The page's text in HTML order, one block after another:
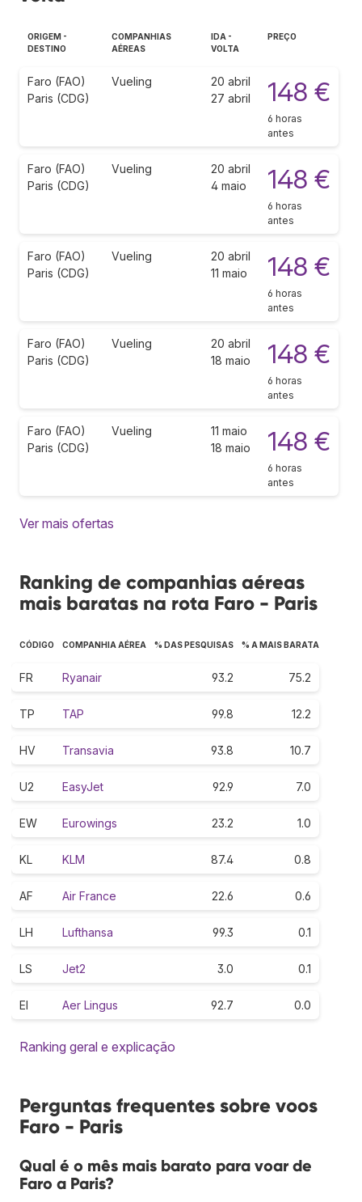
ORIGEM -
DESTINO
COMPANHIAS
AÉREAS
IDA -
VOLTA
PREÇO
Faro (FAO)
Paris (CDG)
Vueling
20 abril
27 abril
148 €
6 horas
antes
Faro (FAO)
Paris (CDG)
Vueling
20 abril
4 maio
148 €
6 horas
antes
Faro (FAO)
Paris (CDG)
Vueling
20 abril
11 maio
148 €
6 horas
antes
Faro (FAO)
Paris (CDG)
Vueling
20 abril
18 maio
148 €
6 horas
antes
Faro (FAO)
Paris (CDG)
Vueling
11 maio
18 maio
148 €
6 horas
antes
Ver mais ofertas
Ranking de companhias aéreas
mais baratas na rota Faro - Paris
CÓDIGO COMPANHIA AÉREA % DAS PESQUISAS % A MAIS BARATA
FR Ryanair 93.2 75.2
TP TAP 99.8 12.2
HV Transavia 93.8 10.7
U2 EasyJet 92.9 7.0
EW Eurowings 23.2 1.0
KL KLM 87.4 0.8
AF Air France 22.6 0.6
LH Lufthansa 99.3 0.1
LS Jet2 3.0 0.1
EI Aer Lingus 92.7 0.0
Ranking geral e explicação
Perguntas frequentes sobre voos
Faro - Paris
Qual é o mês mais barato para voar de
Faro a Paris?